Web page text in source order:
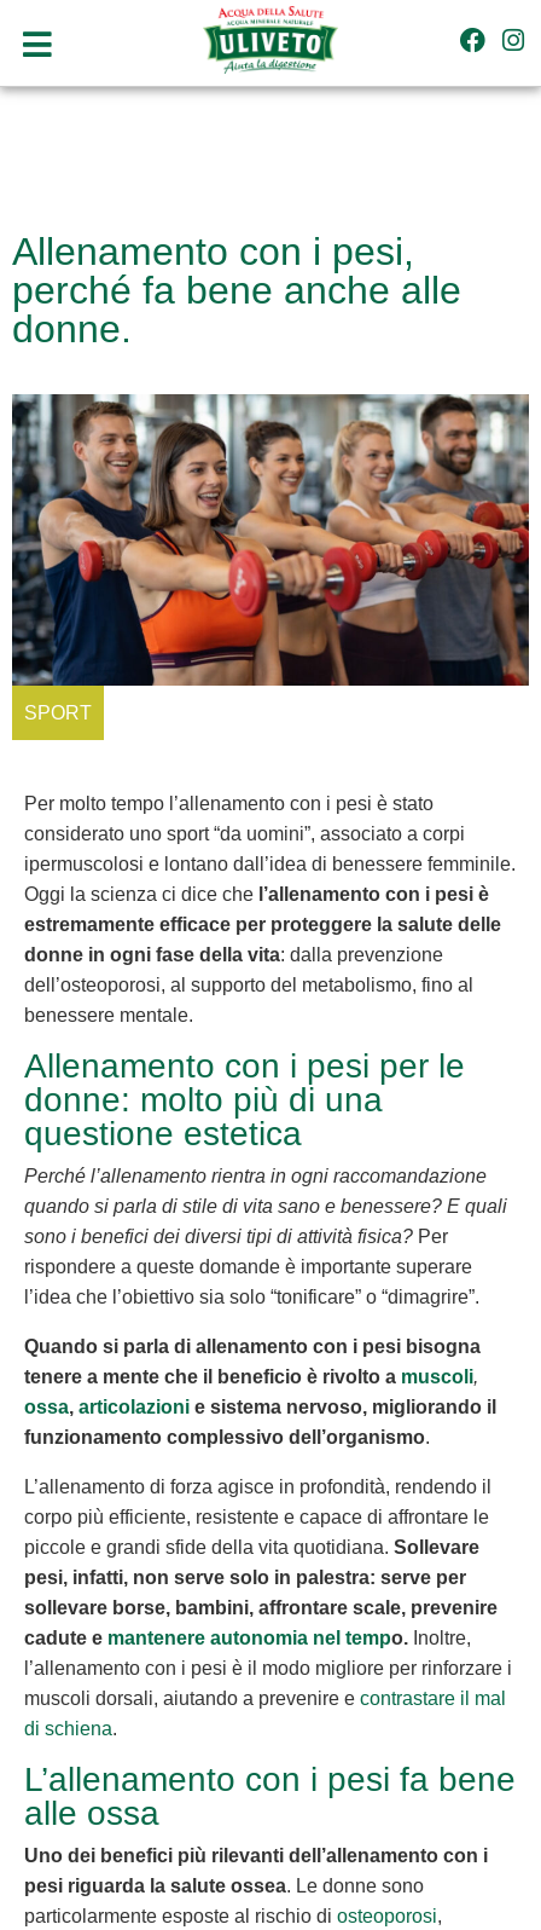
Allenamento con i pesi,
perché fa bene anche alle
donne.
SPORT
Per molto tempo l’allenamento con i pesi è stato
considerato uno sport “da uomini”, associato a corpi
ipermuscolosi e lontano dall’idea di benessere femminile.
Oggi la scienza ci dice che l’allenamento con i pesi è
estremamente efficace per proteggere la salute delle
donne in ogni fase della vita: dalla prevenzione
dell’osteoporosi, al supporto del metabolismo, fino al
benessere mentale.
Allenamento con i pesi per le
donne: molto più di una
questione estetica
Perché l’allenamento rientra in ogni raccomandazione
quando si parla di stile di vita sano e benessere? E quali
sono i benefici dei diversi tipi di attività fisica? Per
rispondere a queste domande è importante superare
l’idea che l’obiettivo sia solo “tonificare” o “dimagrire”.
Quando si parla di allenamento con i pesi bisogna
tenere a mente che il beneficio è rivolto a muscoli,
ossa, articolazioni e sistema nervoso, migliorando il
funzionamento complessivo dell’organismo.
L’allenamento di forza agisce in profondità, rendendo il
corpo più efficiente, resistente e capace di affrontare le
piccole e grandi sfide della vita quotidiana. Sollevare
pesi, infatti, non serve solo in palestra: serve per
sollevare borse, bambini, affrontare scale, prevenire
cadute e mantenere autonomia nel tempo. Inoltre,
l’allenamento con i pesi è il modo migliore per rinforzare i
muscoli dorsali, aiutando a prevenire e contrastare il mal
di schiena.
L’allenamento con i pesi fa bene
alle ossa
Uno dei benefici più rilevanti dell’allenamento con i
pesi riguarda la salute ossea. Le donne sono
particolarmente esposte al rischio di osteoporosi,